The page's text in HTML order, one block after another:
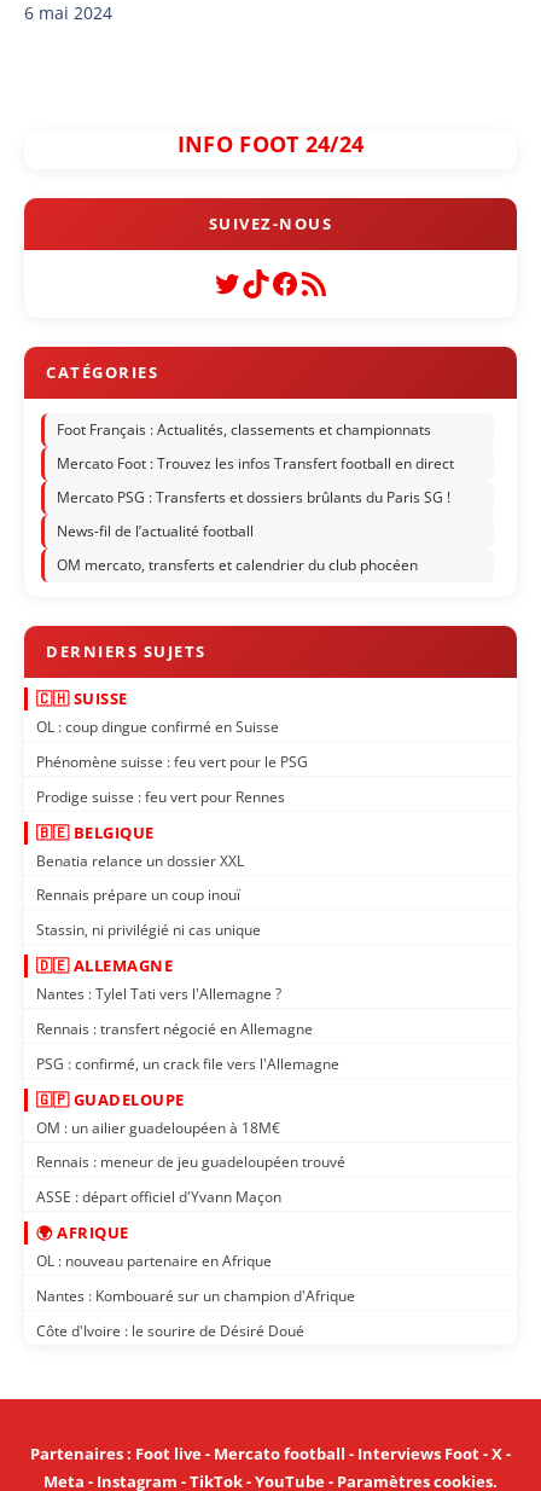
6 mai 2024
INFO FOOT 24/24
Twitter
TikTok
Facebook
Flux RSS
Foot Français : Actualités, classements et championnats
Mercato Foot : Trouvez les infos Transfert football en direct
Mercato PSG : Transferts et dossiers brûlants du Paris SG !
News-fil de l’actualité football
OM mercato, transferts et calendrier du club phocéen
🇨🇭 SUISSE
OL : coup dingue confirmé en Suisse
Phénomène suisse : feu vert pour le PSG
Prodige suisse : feu vert pour Rennes
🇧🇪 BELGIQUE
Benatia relance un dossier XXL
Rennais prépare un coup inouï
Stassin, ni privilégié ni cas unique
🇩🇪 ALLEMAGNE
Nantes : Tylel Tati vers l'Allemagne ?
Rennais : transfert négocié en Allemagne
PSG : confirmé, un crack file vers l'Allemagne
🇬🇵 GUADELOUPE
OM : un ailier guadeloupéen à 18M€
Rennais : meneur de jeu guadeloupéen trouvé
ASSE : départ officiel d'Yvann Maçon
🌍 AFRIQUE
OL : nouveau partenaire en Afrique
Nantes : Kombouaré sur un champion d'Afrique
Côte d'Ivoire : le sourire de Désiré Doué
Partenaires: Foot live- Mercato football - Interviews Foot-X-
Meta - Instagram -TikTok-YouTube- Paramètres cookies.